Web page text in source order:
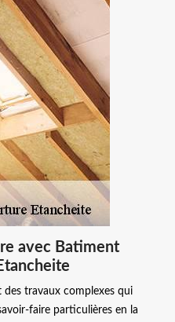
avec Batiment
des travaux complexes qui
faire particulières en la